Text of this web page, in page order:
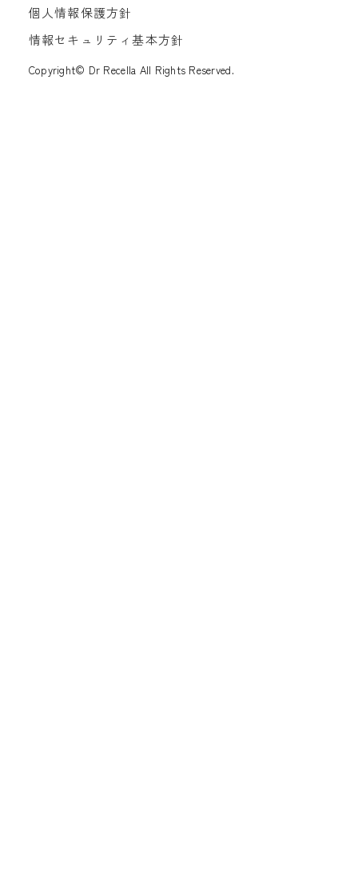
個人情報保護方針
情報セキュリティ基本方針
Copyright© Dr Recella All Rights Reserved.